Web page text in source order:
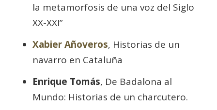
la metamorfosis de una voz del Siglo
XX-XXI”
Xabier Añoveros, Historias de un
navarro en Cataluña
Enrique Tomás, De Badalona al
Mundo: Historias de un charcutero.